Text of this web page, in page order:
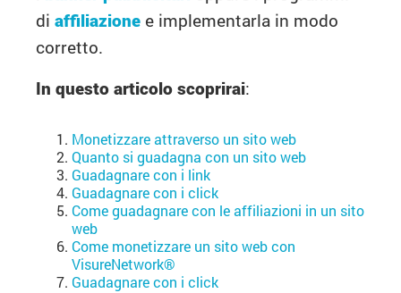
di affiliazione e implementarla in modo
corretto.
In questo articolo scoprirai:
Monetizzare attraverso un sito web
Quanto si guadagna con un sito web
Guadagnare con i link
Guadagnare con i click
Come guadagnare con le affiliazioni in un sito
web
Come monetizzare un sito web con
VisureNetwork®
Guadagnare con i click